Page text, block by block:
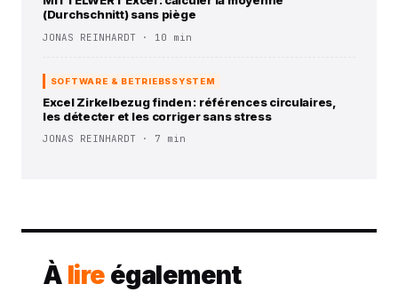
(Durchschnitt) sans piège
JONAS REINHARDT · 10 min
SOFTWARE & BETRIEBSSYSTEM
Excel Zirkelbezug finden : références circulaires,
les détecter et les corriger sans stress
JONAS REINHARDT · 7 min
À lire également